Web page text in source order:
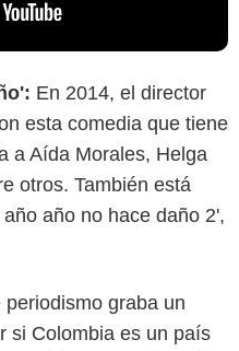
En 2014, el director
esta comedia que tiene
a Aída Morales, Helga
otros. También está
año no hace daño 2',
graba un
si Colombia es un país